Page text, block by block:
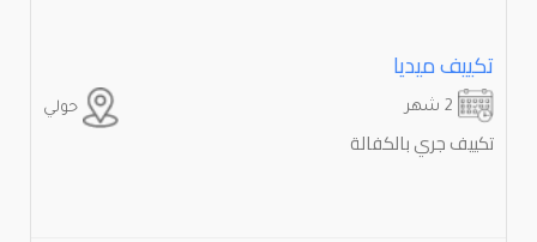
تكييف ميديا
حولي
تكييف جري بالكفالة